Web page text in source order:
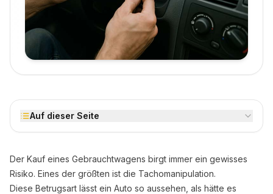
Auf dieser Seite
Der Kauf eines Gebrauchtwagens birgt immer ein gewisses
Risiko. Eines der größten ist die Tachomanipulation.
Diese Betrugsart lässt ein Auto so aussehen, als hätte es